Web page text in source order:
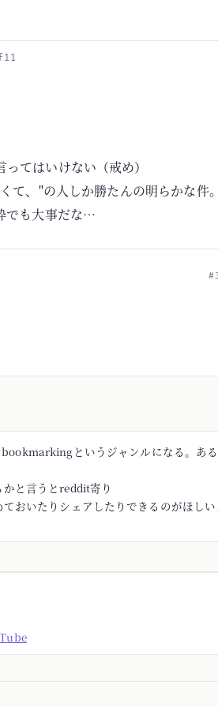
てはいけない（戒め）
て、"の人しか勝たんの明らかな件
でも大事だな…
というジャンルになる。あ
と言うとreddit寄り
おいたりシェアしたりできるのがほし